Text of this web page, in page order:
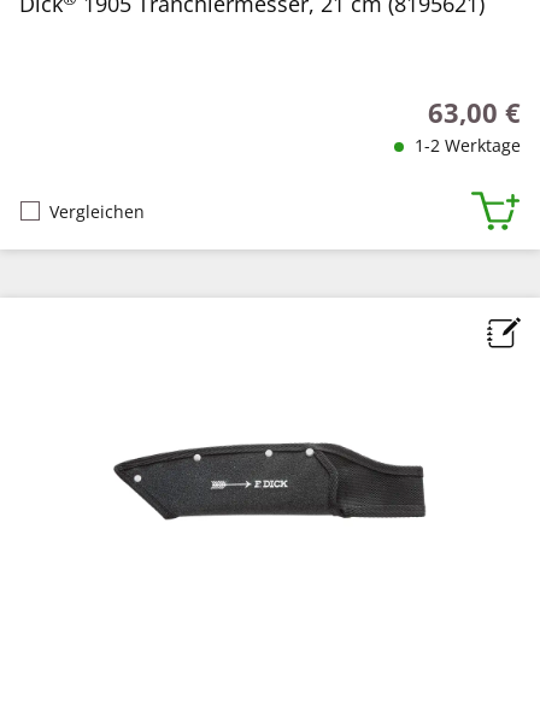
Regulärer
63,00 €
1-2 Werktage
Vergleichen